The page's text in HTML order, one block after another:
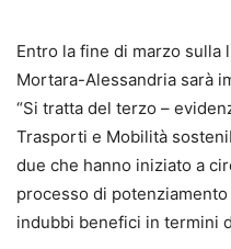
Entro la fine di marzo sulla
Mortara-Alessandria sarà
“Si tratta del terzo –
Trasporti e Mobilità
due che hanno iniziato a
processo di
indubbi benefici in termini